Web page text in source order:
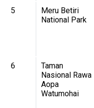
5
Meru Betiri
National Park
6
Taman
Nasional Rawa
Aopa
Watumohai